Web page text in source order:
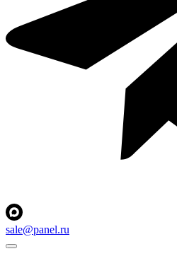
sale@panel.ru